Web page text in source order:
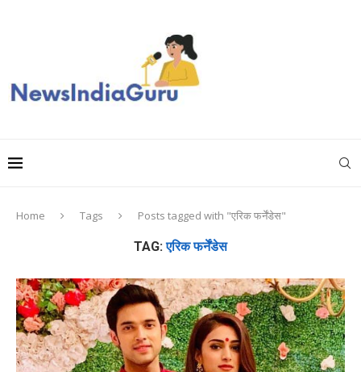
Home Tags Posts tagged with "एरिक फर्नेंडेस"
TAG:एरिक फर्नेंडेस